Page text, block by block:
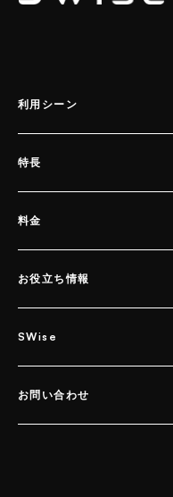
利用シーン
特長
料金
お役立ち情報
SWise
お問い合わせ